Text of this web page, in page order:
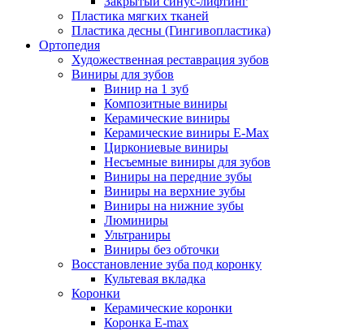
Пластика мягких тканей
Пластика десны (Гингивопластика)
Ортопедия
Художественная реставрация зубов
Виниры для зубов
Винир на 1 зуб
Композитные виниры
Керамические виниры
Керамические виниры E-Max
Циркониевые виниры
Несъемные виниры для зубов
Виниры на передние зубы
Виниры на верхние зубы
Виниры на нижние зубы
Люминиры
Ультраниры
Виниры без обточки
Восстановление зуба под коронку
Культевая вкладка
Коронки
Керамические коронки
Коронка Е-max